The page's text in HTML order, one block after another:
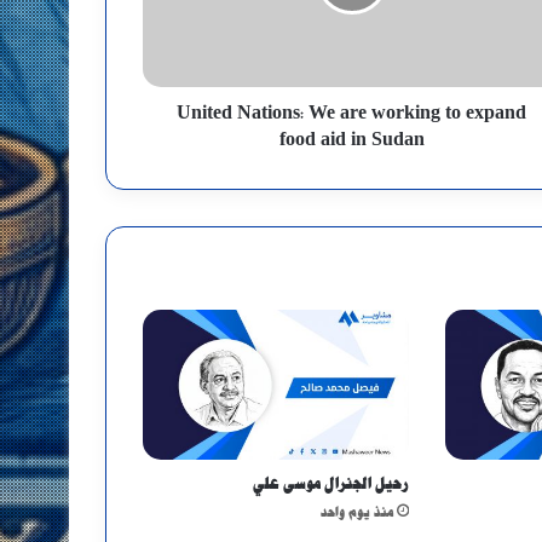
United Nations: We are working to expand
food aid in Sudan
رحيل الجنرال موسى علي
منذ يوم واحد